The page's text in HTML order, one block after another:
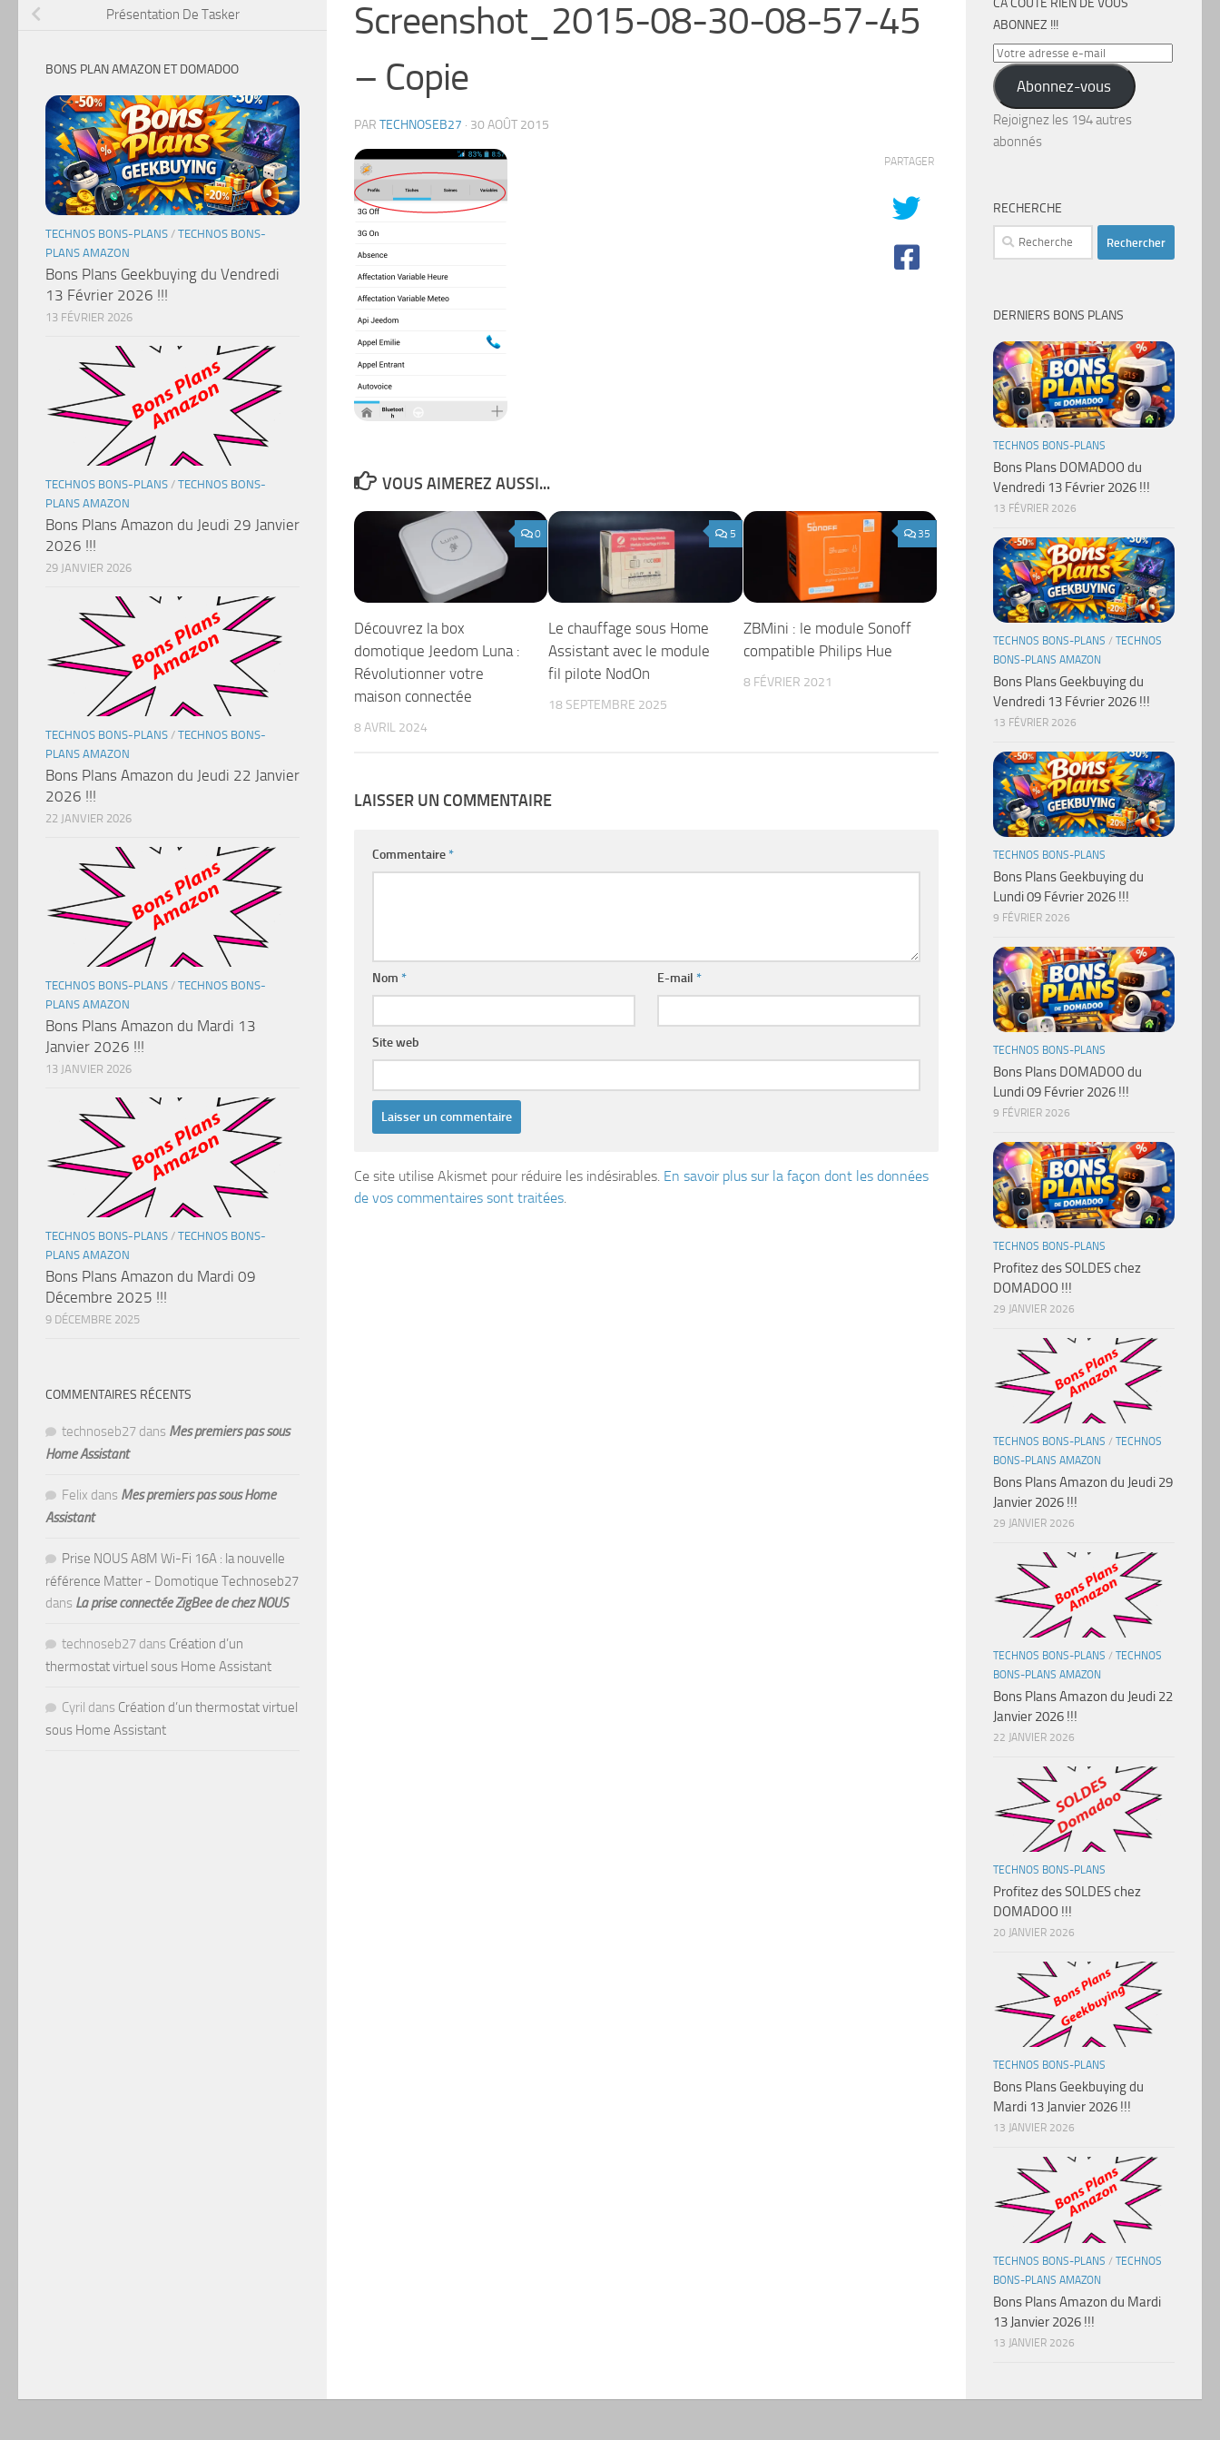
Screenshot_2015-08-30-08-57-45
– Copie
PAR TECHNOSEB27 · 30 AOÛT 2015
PARTAGER
VOUS AIMEREZ AUSSI...
0
Découvrez la box
domotique Jeedom Luna :
Révolutionner votre
maison connectée
8 AVRIL 2024
5
Le chauffage sous Home
Assistant avec le module
fil pilote NodOn
18 SEPTEMBRE 2025
35
ZBMini : le module Sonoff
compatible Philips Hue
8 FÉVRIER 2021
LAISSER UN COMMENTAIRE
Commentaire*
Nom * E-mail*
Site web
Ce site utilise Akismet pour réduire les indésirables. En savoir plus sur la façon dont les données
de vos commentaires sont traitées
Présentation De Tasker
BONS PLAN AMAZON ET DOMADOO
TECHNOS BONS-PLANS / TECHNOS BONS-
PLANS AMAZON
Bons Plans Geekbuying du Vendredi
13 Février 2026 !!!
13 FÉVRIER 2026
TECHNOS BONS-PLANS / TECHNOS BONS-
PLANS AMAZON
Bons Plans Amazon du Jeudi 29 Janvier
2026 !!!
29 JANVIER 2026
TECHNOS BONS-PLANS / TECHNOS BONS-
PLANS AMAZON
Bons Plans Amazon du Jeudi 22 Janvier
2026 !!!
22 JANVIER 2026
TECHNOS BONS-PLANS / TECHNOS BONS-
PLANS AMAZON
Bons Plans Amazon du Mardi 13
Janvier 2026 !!!
13 JANVIER 2026
TECHNOS BONS-PLANS / TECHNOS BONS-
PLANS AMAZON
Bons Plans Amazon du Mardi 09
Décembre 2025 !!!
9 DÉCEMBRE 2025
COMMENTAIRES RÉCENTS
technoseb27 dans Mes premiers pas sous
Home Assistant
Felix dans Mes premiers pas sous Home
Assistant
Prise NOUS A8M Wi-Fi 16A : la nouvelle
référence Matter - Domotique Technoseb27
dans La prise connectée ZigBee de chez NOUS
technoseb27 dans Création d’un
thermostat virtuel sous Home Assistant
Cyril dans Création d’un thermostat virtuel
sous Home Assistant
CA COÛTE RIEN DE VOUS
ABONNEZ !!!
Votre
adresse
e-
mail
Abonnez-vous
Rejoignez les 194 autres
abonnés
RECHERCHE
Rechercher :
DERNIERS BONS PLANS
TECHNOS BONS-PLANS
Bons Plans DOMADOO du
Vendredi 13 Février 2026 !!!
13 FÉVRIER 2026
TECHNOS BONS-PLANS / TECHNOS
BONS-PLANS AMAZON
Bons Plans Geekbuying du
Vendredi 13 Février 2026 !!!
13 FÉVRIER 2026
TECHNOS BONS-PLANS
Bons Plans Geekbuying du
Lundi 09 Février 2026 !!!
9 FÉVRIER 2026
TECHNOS BONS-PLANS
Bons Plans DOMADOO du
Lundi 09 Février 2026 !!!
9 FÉVRIER 2026
TECHNOS BONS-PLANS
Profitez des SOLDES chez
DOMADOO !!!
29 JANVIER 2026
TECHNOS BONS-PLANS / TECHNOS
BONS-PLANS AMAZON
Bons Plans Amazon du Jeudi 29
Janvier 2026 !!!
29 JANVIER 2026
TECHNOS BONS-PLANS / TECHNOS
BONS-PLANS AMAZON
Bons Plans Amazon du Jeudi 22
Janvier 2026 !!!
22 JANVIER 2026
TECHNOS BONS-PLANS
Profitez des SOLDES chez
DOMADOO !!!
20 JANVIER 2026
TECHNOS BONS-PLANS
Bons Plans Geekbuying du
Mardi 13 Janvier 2026 !!!
13 JANVIER 2026
TECHNOS BONS-PLANS / TECHNOS
BONS-PLANS AMAZON
Bons Plans Amazon du Mardi
13 Janvier 2026 !!!
13 JANVIER 2026